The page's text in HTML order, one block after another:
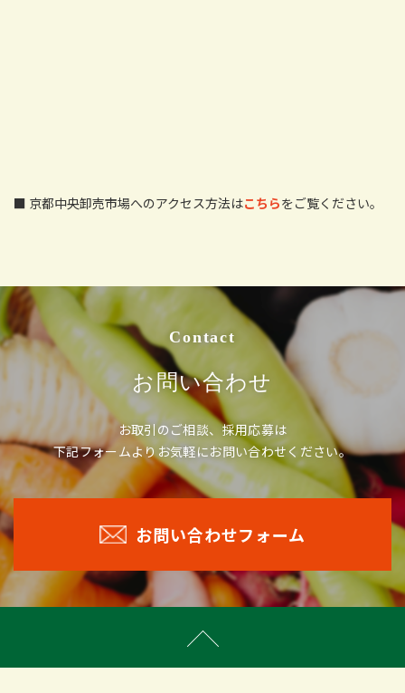
■ 京都中央卸売市場へのアクセス方法はこちらをご覧ください。
Contact
お問い合わせ
お取引のご相談、採用応募は
下記フォームよりお気軽にお問い合わせください。
お問い合わせフォーム